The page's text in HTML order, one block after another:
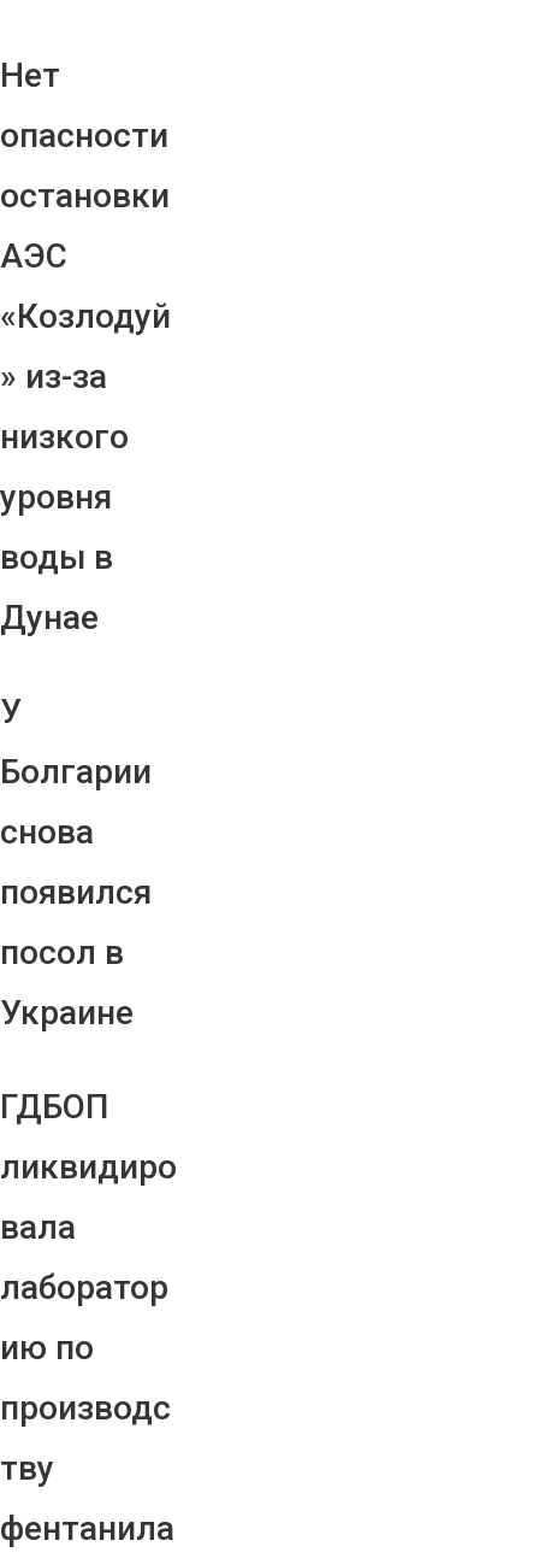
Нет
опасности
остановки
АЭС
«Козлодуй
» из-за
низкого
уровня
воды в
Дунае
У
Болгарии
снова
появился
посол в
Украине
ГДБОП
ликвидиро
вала
лаборатор
ию по
производс
тву
фентанила